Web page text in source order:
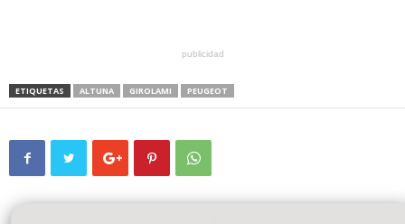
publicidad
ETIQUETAS ALTUNA GIROLAMI PEUGEOT